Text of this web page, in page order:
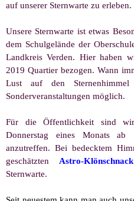
auf unserer Sternwarte zu erleben.
Unsere Sternwarte ist etwas
dem Schulgelände der
Landkreis Verden. Hier haben
2019 Quartier bezogen. Wann
Lust auf den
Sonderveranstaltungen möglich.
Für die Öffentlichkeit sind
Donnerstag eines Monats ab
anzutreffen. Bei bedecktem
geschätzten Astro-Klönschnack
Sternwarte.